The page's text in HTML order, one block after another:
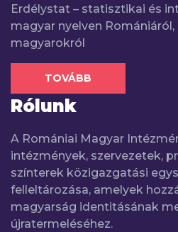
Erdélystat – statisztikai és
magyar nyelven Romániáról,
magyarokról
TOVÁBB
Rólunk
A Romániai Magyar
intézmények, szervezetek,
színterek közigazgatási
felleltározása, amelyek
magyarság identitásának
újratermeléséhez.